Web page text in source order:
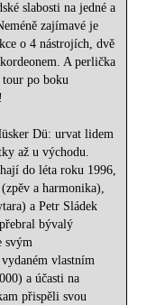
slabosti na jedné a
zajímavé je
o 4 nástrojích, dvě
A perlička
tour po boku
Dü: urvat lidem
až u východu.
do léta roku 1996,
a harmonika),
a Petr Sládek
bývalý
svým
vlastním
a účasti na
přispěli svou